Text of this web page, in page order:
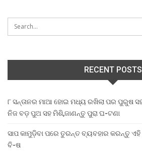
RECENT POSTS
୮ ସନ୍ତାନର ମାଆ ହୋଇ ମଧ୍ୟ ରଖିଲା ପର ପୁରୁଷ
ନିଜ ବଡ଼ ପୁଅ ସହ ମିଶି,ଜାଣନ୍ତୁ ପୁରା ଘ-ଟଣା
ସାପ କାମୁଡ଼ିବା ପରେ ତୁରନ୍ତ ବ୍ୟବହାର କରନ୍ତୁ
ବି-ଷ